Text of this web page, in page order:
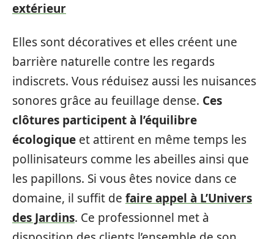
extérieur
Elles sont décoratives et elles créent une
barrière naturelle contre les regards
indiscrets. Vous réduisez aussi les nuisances
sonores grâce au feuillage dense. Ces
clôtures participent à l’équilibre
écologique et attirent en même temps les
pollinisateurs comme les abeilles ainsi que
les papillons. Si vous êtes novice dans ce
domaine, il suffit de faire appel à L’Univers
des Jardins. Ce professionnel met à